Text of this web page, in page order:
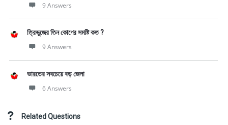
9 Answers
ত্রিভুজের তিন কোণের সমষ্টি কত ?
9 Answers
ভারতের সবচেয়ে বড় জেলা
6 Answers
Related Questions